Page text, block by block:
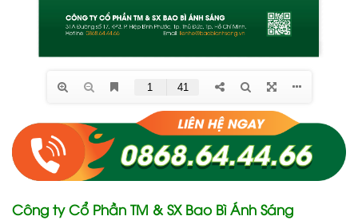
Công ty Cổ Phần TM & SX Bao Bì Ánh Sáng